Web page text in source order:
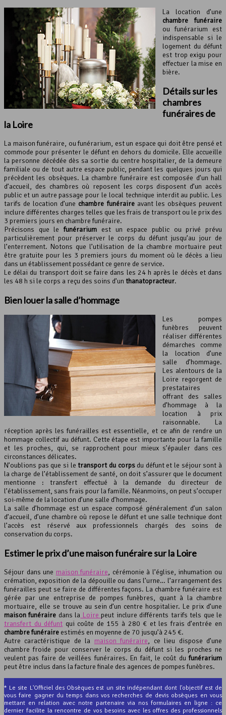
La location d’une
chambre funéraire
ou funérarium est
indispensable si le
logement du défunt
est trop exigu pour
effectuer la mise en
bière.
Détails sur les
chambres
funéraires de
la Loire
La maison funéraire, ou funérarium, est un espace qui doit être pensé et
commode pour présenter le défunt en dehors du domicile. Elle accueille
la personne décédée dès sa sortie du centre hospitalier, de la demeure
familiale ou de tout autre espace public, pendant les quelques jours qui
précèdent les obsèques. La chambre funéraire est composée d’un hall
d’accueil, des chambres où reposent les corps disposent d’un accès
public et un autre passage pour le local technique interdit au public. Les
tarifs de location d’une chambre funéraireavant les obsèques peuvent
inclure différentes charges telles que les frais de transport ou le prix des
3 premiers jours en chambre funéraire.
Précisons que lefunérarium est un espace public ou privé prévu
particulièrement pour préserver le corps du défunt jusqu’au jour de
l’enterrement. Notons que l’utilisation de la chambre mortuaire peut
être gratuite pour les 3 premiers jours du moment où le décès a lieu
dans un établissement possédant ce genre de service.
Le délai du transport doit se faire dans les 24 h après le décès et dans
les 48 h si le corps a reçu des soins d’un thanatopracteur.
Bien louer lasalle d’hommage
Les pompes
funèbres peuvent
réaliser différentes
démarches comme
la location d’une
salle d’hommage.
Les alentours de la
Loire regorgent de
prestataires
offrant des salles
d’hommage à la
location à prix
raisonnable. La
réception après les funérailles est essentielle, et ce afin de rendre un
hommage collectif au défunt. Cette étape est importante pour la famille
et les proches, qui, se rapprochent pour mieux s’épauler dans ces
circonstances délicates.
N’oublions pas que si le transport du corpsdu défunt et le séjour sont à
la charge de l’établissement de santé, on doit s’assurer que le document
mentionne : transfert effectué à la demande du directeur de
l’établissement, sans frais pour la famille. Néanmoins, on peut s’occuper
soi-même de la location d’une salle d’hommage.
La salle d’hommage est un espace composé généralement d’un salon
d’accueil, d’une chambre où repose le défunt et une salle technique dont
l’accès est réservé aux professionnels chargés des soins de
conservation du corps.
Estimer le prix d’une maison funéraire sur la Loire
Séjour dans une maison funéraire, cérémonie à l’église, inhumation ou
crémation, exposition de la dépouille ou dans l’urne… l’arrangement des
funérailles peut se faire de différentes façons. La chambre funéraire est
gérée par une entreprise de pompes funèbres, quant à la chambre
mortuaire, elle se trouve au sein d’un centre hospitalier. Le prix d’une
maison funéraire dans la Loire peut inclure différents tarifs tels que le
transfert du défunt qui coûte de 155 à 280 € et les frais d’entrée en
chambre funéraire estimés en moyenne de 70 jusqu’à 245 €.
Autre caractéristique de la maison funéraire, ce lieu dispose d’une
chambre froide pour conserver le corps du défunt si les proches ne
veulent pas faire de veillées funéraires. En fait, le coût dufunérarium
peut être inclus dans la facture finale des agences de pompes funèbres.
* Le site L'Officiel des Obsèques est un site indépendant dont l'objectif est de
vous faire gagner du temps dans vos recherches de devis obsèques en vous
mettant en relation avec notre partenaire via nos formulaires en ligne : ce
dernier facilite la rencontre de vos besoins avec les offres des professionnels